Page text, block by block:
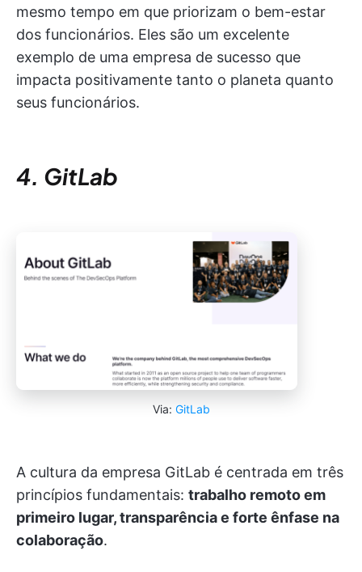
mesmo tempo em que priorizam o bem-estar
dos funcionários. Eles são um excelente
exemplo de uma empresa de sucesso que
impacta positivamente tanto o planeta quanto
seus funcionários.
4. GitLab
Via: GitLab
A cultura da empresa GitLab é centrada em três
princípios fundamentais: trabalho remoto em
primeiro lugar, transparência e forte ênfase na
colaboração.